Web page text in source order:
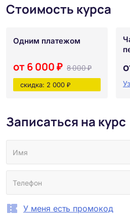
Стоимость курса
Одним платежом
от 6 000 ₽ 8 000 ₽
скидка: 2 000 ₽
Записаться на курс
У меня есть промокод